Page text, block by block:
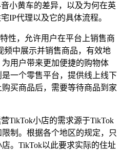
小黄车的差异，以及为何在英
IP代理以及它的具体流程。
性，允许用户在平台上销售商
频中展示并销售商品，有效地
用户带来更加便捷的购物体
一个零售平台，提供线上线下
买商品后，需要等待商品到家
TikTok小店的需求源于TikTok
制。根据各个地区的规定，只
。TikTok以此要求实际的住址